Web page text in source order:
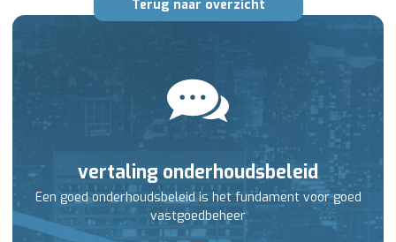
Terug naar overzicht
vertaling onderhoudsbeleid
Een goed onderhoudsbeleid is het fundament voor goed
vastgoedbeheer